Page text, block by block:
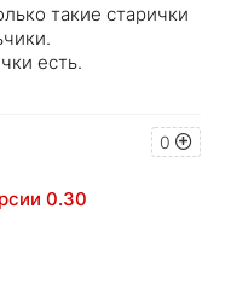
такие старички
есть.
0
0.30